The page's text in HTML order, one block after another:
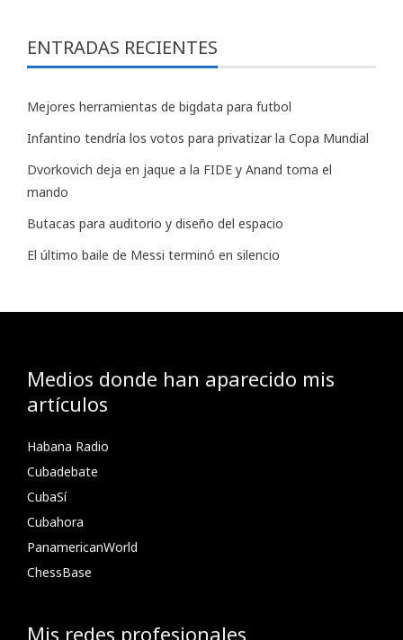
ENTRADAS RECIENTES
Mejores herramientas de bigdata para futbol
Infantino tendría los votos para privatizar la Copa Mundial
Dvorkovich deja en jaque a la FIDE y Anand toma el
mando
Butacas para auditorio y diseño del espacio
El último baile de Messi terminó en silencio
Medios donde han aparecido mis
artículos
Habana Radio
Cubadebate
CubaSí
Cubahora
PanamericanWorld
ChessBase
Mis redes profesionales